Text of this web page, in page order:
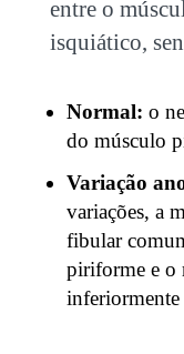
entre o
isquiático,
Normal: o
do músculo
Variação
variações, a
fibular
piriforme e o